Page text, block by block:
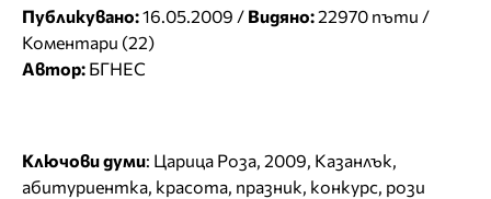
Публикувано:16.05.2009 / Видяно:22970 пъти /
Коментари (22)
Автор: БГНЕС
Ключови думи: Царица Роза, 2009, Казанлък,
абитуриентка, красота, празник, конкурс, рози